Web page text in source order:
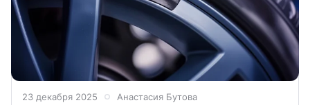
23 декабря 2025 Анастасия Бутова